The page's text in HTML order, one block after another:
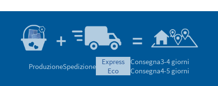
ProduzioneSpedizione
express
eco
Consegna3-4 giorni
Consegna4-5 giorni